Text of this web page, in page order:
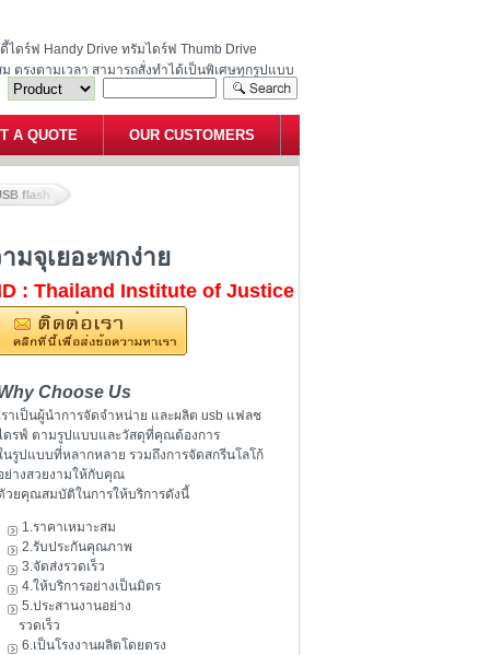
ดร์ฟ Handy Drive ทรัมไดร์ฟ Thumb Drive
ตรงตามเวลา สามารถสั่งทำได้เป็นพิเศษทุกรูปแบบ
A QUOTE OUR CUSTOMERS
flash drive ของแท้ ความจุเยอะพกง่าย
จุเยอะพกง่าย
: Thailand Institute of Justice
Choose Us
ราเป็นผู้นำการจัดจำหน่าย และผลิต usb แฟลช
ดรฟ์ ตามรูปแบบและวัสดุที่คุณต้องการ
นรูปแบบที่หลากหลาย รวมถึงการจัดสกรีนโลโก้
ย่างสวยงามให้กับคุณ
วยคุณสมบัติในการให้บริการดังนี้
1.ราคาเหมาะสม
2.รับประกันคุณภาพ
3.จัดส่งรวดเร็ว
4.ให้บริการอย่างเป็นมิตร
5.ประสานงานอย่าง
รวดเร็ว
6.เป็นโรงงานผลิตโดยตรง